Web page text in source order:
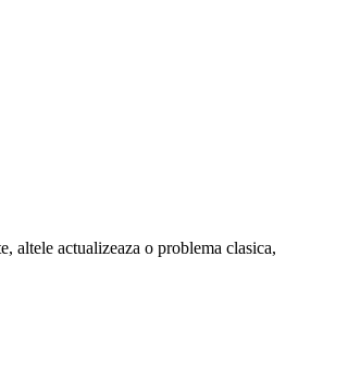
altele actualizeaza o problema clasica,